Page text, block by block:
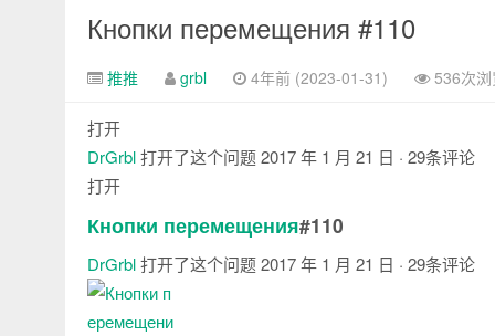
Кнопки перемещения #110
推推 grbl 4年前 (2023-01-31) 536次浏
打开
DrGrbl打开了这个问题2017 年 1 月 21 日 · 29条评论
打开
Кнопки перемещения#110
DrGrbl打开了这个问题2017 年 1 月 21 日 · 29条评论
注